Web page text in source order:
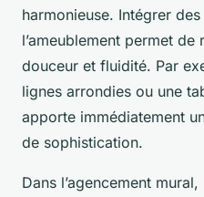
harmonieuse. Intégrer
l’ameublement permet de
douceur et fluidité. Par
lignes arrondies ou une
apporte immédiatement
de sophistication.
Dans l’agencement